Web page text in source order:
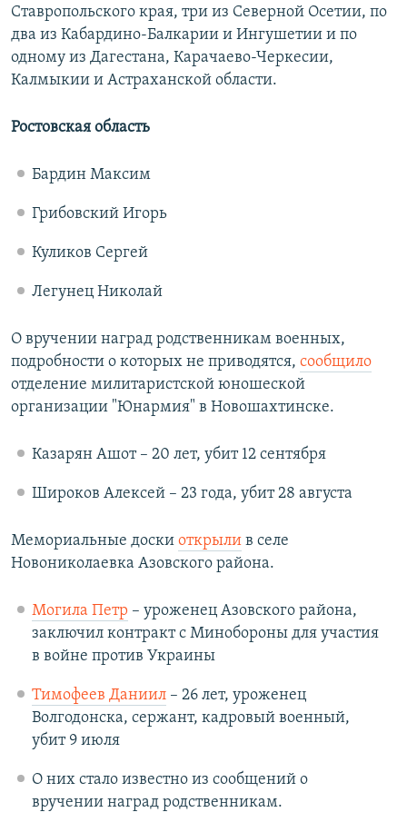
Ставропольского края, три из Северной Осетии, по
два из Кабардино-Балкарии и Ингушетии и по
одному из Дагестана, Карачаево-Черкесии,
Калмыкии и Астраханской области.
Ростовская область
Бардин Максим
Грибовский Игорь
Куликов Сергей
Легунец Николай
О вручении наград родственникам военных,
подробности о которых не приводятся, сообщило
отделение милитаристской юношеской
организации "Юнармия" в Новошахтинске.
Казарян Ашот – 20 лет, убит 12 сентября
Широков Алексей – 23 года, убит 28 августа
Мемориальные доски открыли в селе
Новониколаевка Азовского района.
Могила Петр – уроженец Азовского района,
заключил контракт с Минобороны для участия
в войне против Украины
Тимофеев Даниил– 26 лет, уроженец
Волгодонска, сержант, кадровый военный,
убит 9 июля
О них стало известно из сообщений о
вручении наград родственникам.